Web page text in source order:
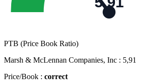
PTB (Price Book Ratio)
Marsh & McLennan Companies, Inc : 5,91
Price/Book : correct